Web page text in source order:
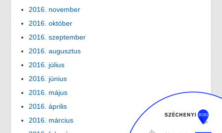
2016. november
2016. október
2016. szeptember
2016. augusztus
2016. július
2016. június
2016. május
2016. április
2016. március